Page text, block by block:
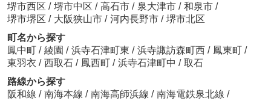
堺市西区 / 堺市中区 / 高石市 / 泉大津市 / 和泉市 /
堺市堺区 / 大阪狭山市 / 河内長野市 / 堺市北区
町名から探す
鳳中町 / 綾園 / 浜寺石津町東 / 浜寺諏訪森町西 / 鳳東町 /
東羽衣 / 西取石 / 鳳西町 / 浜寺石津町中 / 取石
路線から探す
阪和線 / 南海本線 / 南海高師浜線 / 南海電鉄泉北線 /